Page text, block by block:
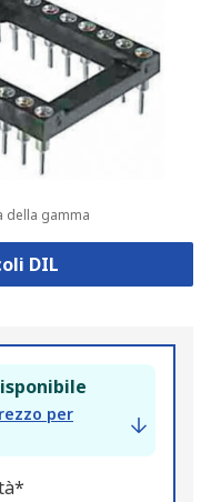
della gamma
DIL
per